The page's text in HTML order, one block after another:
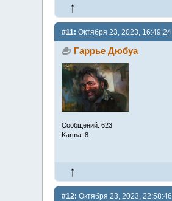
#11: Октября 23, 2023, 16:49:24
Гаррье Дюбуа
Сообщений: 623
Karma: 8
#12: Октября 23, 2023, 22:58:46